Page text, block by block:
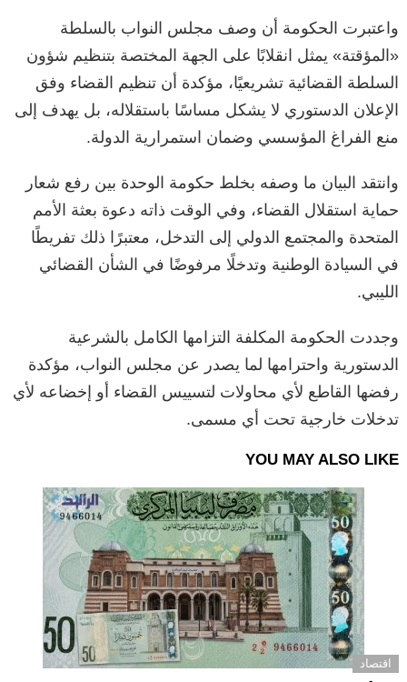
واعتبرت الحكومة أن وصف مجلس النواب بالسلطة
«المؤقتة» يمثل انقلابًا على الجهة المختصة بتنظيم شؤون
السلطة القضائية تشريعيًا، مؤكدة أن تنظيم القضاء وفق
الإعلان الدستوري لا يشكل مساسًا باستقلاله، بل يهدف إلى
منع الفراغ المؤسسي وضمان استمرارية الدولة.
وانتقد البيان ما وصفه بخلط حكومة الوحدة بين رفع شعار
حماية استقلال القضاء، وفي الوقت ذاته دعوة بعثة الأمم
المتحدة والمجتمع الدولي إلى التدخل، معتبرًا ذلك تفريطًا
في السيادة الوطنية وتدخلًا مرفوضًا في الشأن القضائي
الليبي.
وجددت الحكومة المكلفة التزامها الكامل بالشرعية
الدستورية واحترامها لما يصدر عن مجلس النواب، مؤكدة
رفضها القاطع لأي محاولات لتسييس القضاء أو إخضاعه لأي
تدخلات خارجية تحت أي مسمى.
YOU MAY ALSO LIKE
اقتصاد